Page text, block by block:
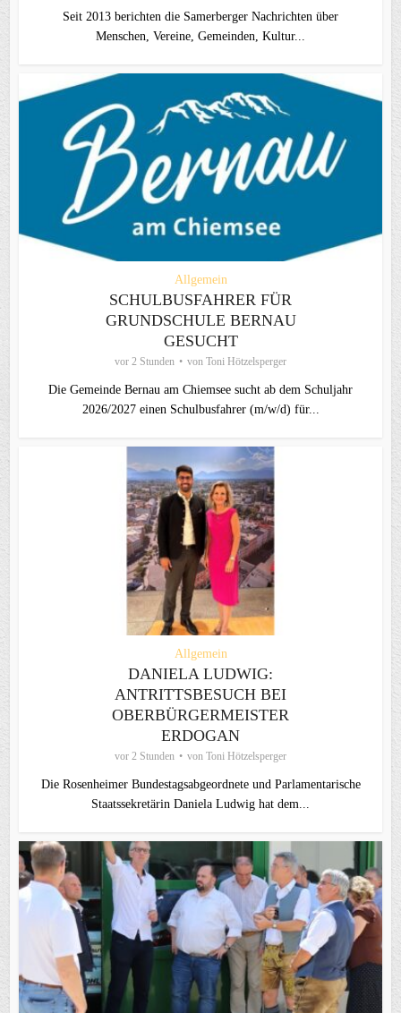
Seit 2013 berichten die Samerberger Nachrichten über
Menschen, Vereine, Gemeinden, Kultur...
Allgemein
SCHULBUSFAHRER FÜR
GRUNDSCHULE BERNAU
GESUCHT
vor 2 Stunden von Toni Hötzelsperger
Die Gemeinde Bernau am Chiemsee sucht ab dem Schuljahr
2026/2027 einen Schulbusfahrer (m/w/d) für...
Allgemein
DANIELA LUDWIG:
ANTRITTSBESUCH BEI
OBERBÜRGERMEISTER
ERDOGAN
vor 2 Stunden von Toni Hötzelsperger
Die Rosenheimer Bundestagsabgeordnete und Parlamentarische
Staatssekretärin Daniela Ludwig hat dem...